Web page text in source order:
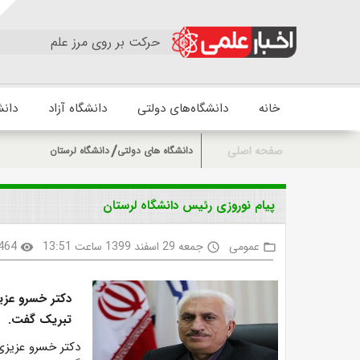
حرکت بر روی مرز علم
خانه دانشگاه‌های دولتی دانشگاه آزاد
صفحه اصلی دانشگاه های دولتی دانشگاه لرستان
پیام نوروزی رئیس دانشگاه لرستان
folder_open عمومی access_time جمعه 29 اسفند 1399 ساعت 13:51 visibility
دکتر خسرو
تبریک گفت.
دکتر خسرو